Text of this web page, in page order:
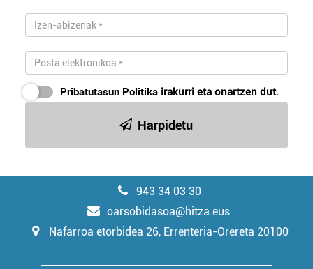
Pribatutasun Politika irakurri eta onartzen dut.
Harpidetu
943 34 03 30
oarsobidasoa@hitza.eus
Nafarroa etorbidea 26, Errenteria-Orereta 20100